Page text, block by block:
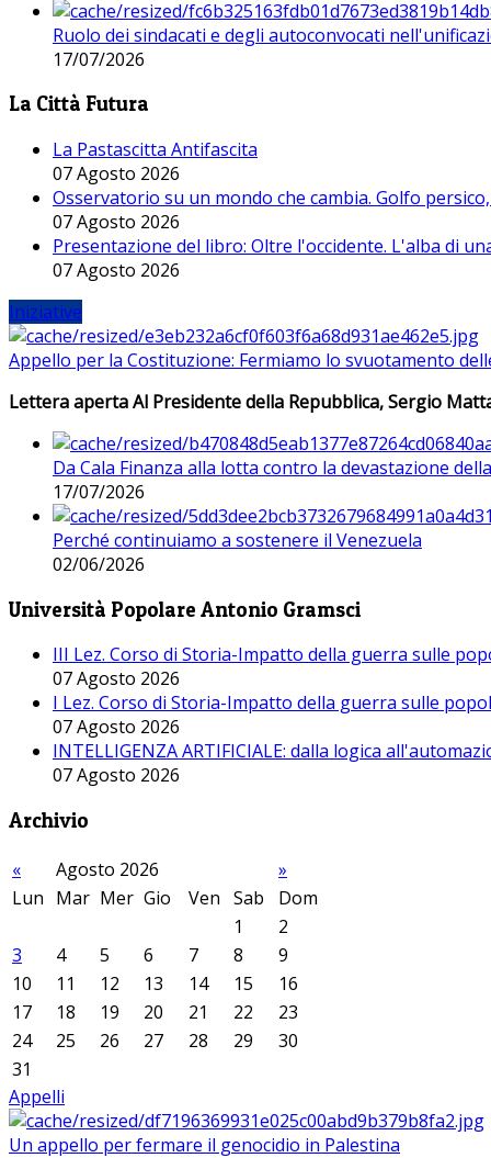
Ruolo dei sindacati e degli autoconvocati
17/07/2026
La Città Futura
La Pastascitta Antifascita
07 Agosto 2026
Osservatorio su un mondo che cambia. Golfo
07 Agosto 2026
Presentazione del libro: Oltre l'occidente. L'alba di
07 Agosto 2026
Iniziative
Appello per la Costituzione: Fermiamo lo svuotamento
Lettera aperta Al Presidente della Repubblica, Sergio
Da Cala Finanza alla lotta contro la devastazione
17/07/2026
Perché continuiamo a sostenere il Venezuela
02/06/2026
Università Popolare Antonio Gramsci
III Lez. Corso di Storia-Impatto della guerra sulle
07 Agosto 2026
I Lez. Corso di Storia-Impatto della guerra sulle
07 Agosto 2026
INTELLIGENZA ARTIFICIALE: dalla logica
07 Agosto 2026
Archivio
« Agosto 2026
»
Lun Mar Mer Gio Ven Sab
Dom
1
2
3
4 5 6 7 8
9
10
11 12 13 14 15
16
17
18 19 20 21 22
23
24
25 26 27 28 29
30
31
Appelli
Un appello per fermare il genocidio in Palestina